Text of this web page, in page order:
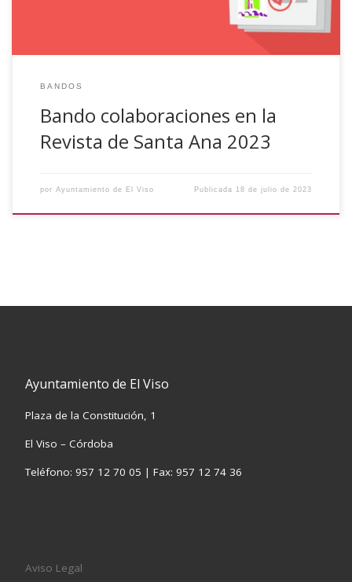
BANDOS
Bando colaboraciones en la
Revista de Santa Ana 2023
por Ayuntamiento de El Viso Publicada 18 de julio de 2023
Ayuntamiento de El Viso
Plaza de la Constitución, 1
El Viso – Córdoba
Teléfono: 957 12 70 05 | Fax: 957 12 74 36
Aviso Legal